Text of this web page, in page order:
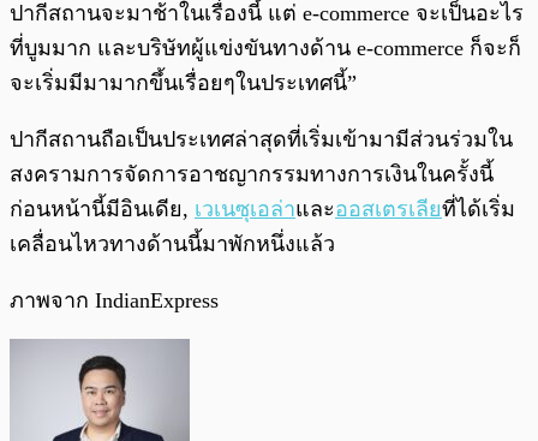
ปากีสถานจะมาช้าในเรื่องนี้ แต่ e-commerce จะเป็นอะไร
ที่บูมมาก และบริษัทผู้แข่งขันทางด้าน e-commerce ก็จะก็
จะเริ่มมีมามากขึ้นเรื่อยๆในประเทศนี้”
ปากีสถานถือเป็นประเทศล่าสุดที่เริ่มเข้ามามีส่วนร่วมใน
สงครามการจัดการอาชญากรรมทางการเงินในครั้งนี้
ก่อนหน้านี้มีอินเดีย, เวเนซุเอล่าและออสเตรเลียที่ได้เริ่ม
เคลื่อนไหวทางด้านนี้มาพักหนึ่งแล้ว
ภาพจาก IndianExpress